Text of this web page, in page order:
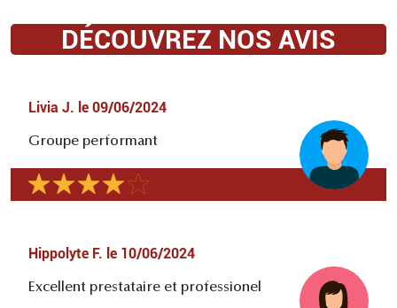
DÉCOUVREZ NOS AVIS
Livia J. le 09/06/2024
Groupe performant
Hippolyte F. le 10/06/2024
Excellent prestataire et professionel